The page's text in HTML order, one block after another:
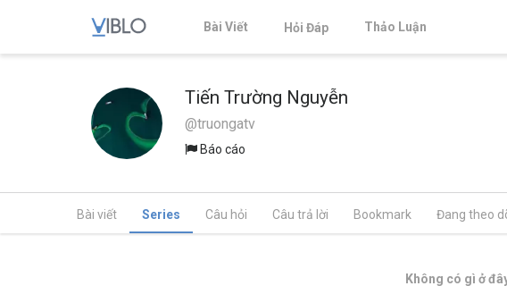
Bài Viết Hỏi Đáp Thảo Luận
Tiến Trường Nguyễn
@truongatv
Báo cáo
Bài viết Series Câu hỏi Câu trả lời Bookmark Đang theo
Không có gì ở